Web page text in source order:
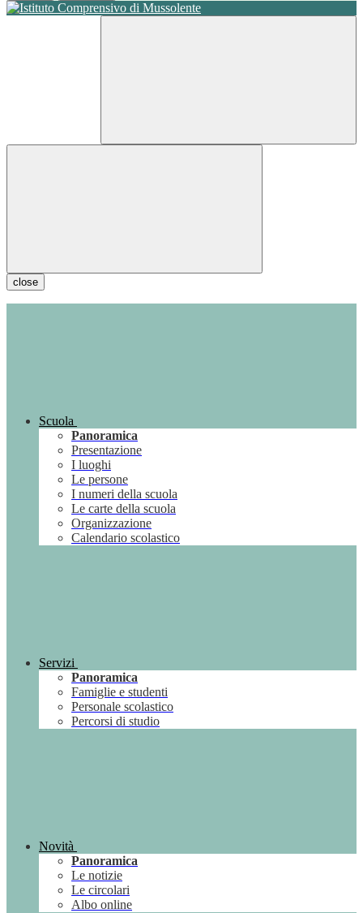
close
Scuola
Panoramica
Presentazione
I luoghi
Le persone
I numeri della scuola
Le carte della scuola
Organizzazione
Calendario scolastico
Servizi
Panoramica
Famiglie e studenti
Personale scolastico
Percorsi di studio
Novità
Panoramica
Le notizie
Le circolari
Albo online